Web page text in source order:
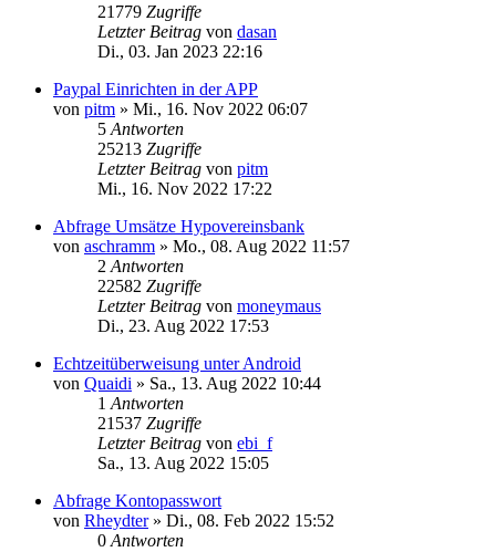
21779 Zugriffe
Letzter Beitrag von dasan
Di., 03. Jan 2023 22:16
Paypal Einrichten in der APP
von pitm » Mi., 16. Nov 2022 06:07
5 Antworten
25213 Zugriffe
Letzter Beitrag von pitm
Mi., 16. Nov 2022 17:22
Abfrage Umsätze Hypovereinsbank
von aschramm » Mo., 08. Aug 2022 11:57
2 Antworten
22582 Zugriffe
Letzter Beitrag von moneymaus
Di., 23. Aug 2022 17:53
Echtzeitüberweisung unter Android
von Quaidi » Sa., 13. Aug 2022 10:44
1 Antworten
21537 Zugriffe
Letzter Beitrag von ebi_f
Sa., 13. Aug 2022 15:05
Abfrage Kontopasswort
von Rheydter» Di., 08. Feb 2022 15:52
0 Antworten